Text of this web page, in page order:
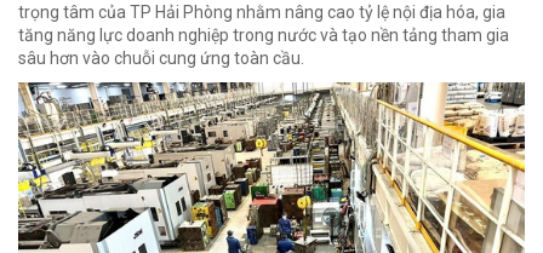
trọng tâm của TP Hải Phòng nhằm nâng cao tỷ lệ nội địa hóa, gia
tăng năng lực doanh nghiệp trong nước và tạo nền tảng tham gia
sâu hơn vào chuỗi cung ứng toàn cầu.